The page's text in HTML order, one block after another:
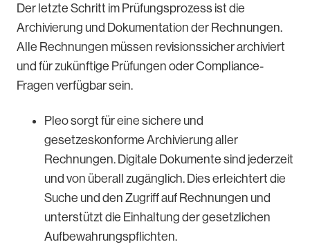
Der letzte Schritt im Prüfungsprozess ist die
Archivierung und Dokumentation der Rechnungen.
Alle Rechnungen müssen revisionssicher archiviert
und für zukünftige Prüfungen oder Compliance-
Fragen verfügbar sein.
Pleo sorgt für eine sichere und
gesetzeskonforme Archivierung aller
Rechnungen. Digitale Dokumente sind jederzeit
und von überall zugänglich. Dies erleichtert die
Suche und den Zugriff auf Rechnungen und
unterstützt die Einhaltung der gesetzlichen
Aufbewahrungspflichten.